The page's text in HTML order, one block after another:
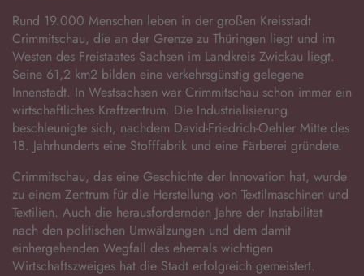
Rund 19.000 Menschen leben in der großen Kreisstadt
Crimmitschau, die an der Grenze zu Thüringen liegt und im
Westen des Freistaates Sachsen im Landkreis Zwickau liegt.
Seine 61,2 km2 bilden eine verkehrsgünstig gelegene
Innenstadt. In Westsachsen war Crimmitschau schon immer ein
wirtschaftliches Kraftzentrum. Die Industrialisierung
beschleunigte sich, nachdem David-Friedrich-Oehler Mitte des
18. Jahrhunderts eine Stofffabrik und eine Färberei gründete.
Crimmitschau, das eine Geschichte der Innovation hat, wurde
zu einem Zentrum für die Herstellung von Textilmaschinen und
Textilien. Auch die herausfordernden Jahre der Instabilität
nach den politischen Umwälzungen und dem damit
einhergehenden Wegfall des ehemals wichtigen
Wirtschaftszweiges hat die Stadt erfolgreich gemeistert.